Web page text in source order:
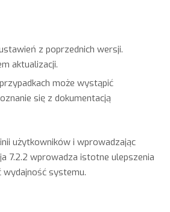
z poprzednich wersji.
aktualizacji.
może wystąpić
się z dokumentacją
użytkowników i wprowadzając
7.2.2 wprowadza istotne ulepszenia
wydajność systemu.